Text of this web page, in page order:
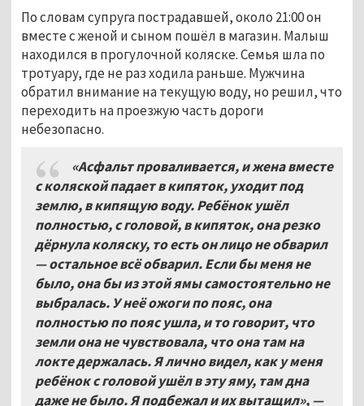
По словам супруга пострадавшей, около 21:00 он
вместе с женой и сыном пошёл в магазин. Малыш
находился в прогулочной коляске. Семья шла по
тротуару, где не раз ходила раньше. Мужчина
обратил внимание на текущую воду, но решил, что
переходить на проезжую часть дороги
небезопасно.
«Асфальт проваливается, и жена вместе
с коляской падает в кипяток, уходит под
землю, в кипящую воду. Ребёнок ушёл
полностью, с головой, в кипяток, она резко
дёрнула коляску, то есть он лицо не обварил
— остальное всё обварил. Если бы меня не
было, она бы из этой ямы самостоятельно не
выбралась. У неё ожоги по пояс, она
полностью по пояс ушла, и то говорит, что
земли она не чувствовала, что она там на
локте держалась. Я лично видел, как у меня
ребёнок с головой ушёл в эту яму, там дна
даже не было. Я подбежал и их вытащил», —